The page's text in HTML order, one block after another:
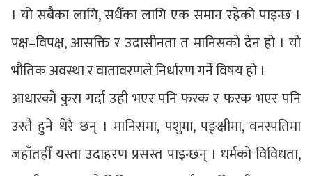
। यो सबैका लागि, सधैँका लागि एक समान रहेको पाइन्छ ।
पक्ष–विपक्ष, आसक्ति र उदासीनता त मानिसको देन हो । यो
भौतिक अवस्था र वातावरणले निर्धारण गर्ने विषय हो ।
आधारको कुरा गर्दा उही भएर पनि फरक र फरक भएर पनि
उस्तै हुने धेरै छन् । मानिसमा, पशुमा, पङ्क्षीमा, वनस्पतिमा
जहाँतहीँ यस्ता उदाहरण प्रसस्त पाइन्छन् । धर्मको विविधता,